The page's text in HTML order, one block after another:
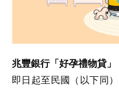
兆豐銀行「好孕禮物貸」
即日起至民國（以下同